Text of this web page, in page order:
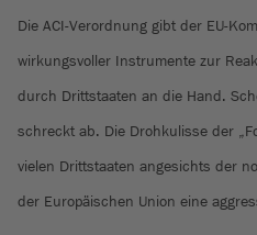
Die ACI-Verordnung gibt der EU-
wirkungsvoller Instrumente zur
durch Drittstaaten an die Hand.
schreckt ab. Die Drohkulisse der
vielen Drittstaaten angesichts der
der Europäischen Union eine